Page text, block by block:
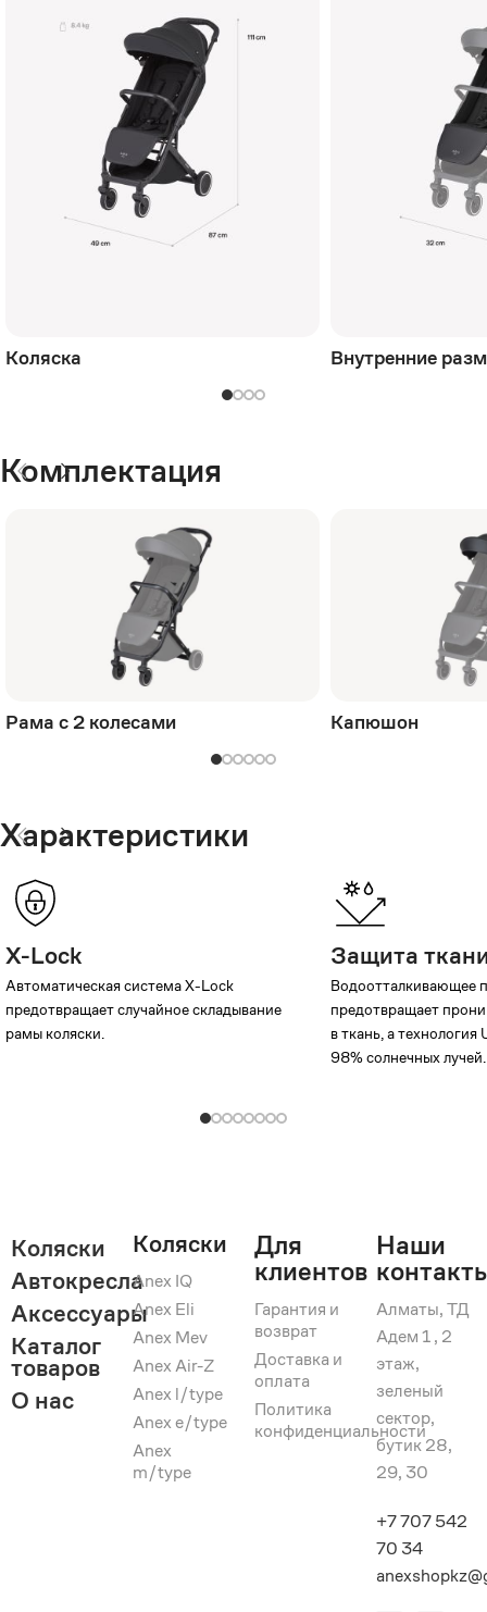
Коляска Внутренние
Комплектация
Рама с 2 колесами Капюшон
Характеристики
X-Lock
Автоматическая система X-Lock
предотвращает случайное складывание
рамы коляски.
Защита
Водоотталкивающее
предотвращает
в ткань, а
98% солнечных лучей.
Коляски
Автокресла
Аксессуары
Каталог
товаров
О нас
Коляски
Anex IQ
Anex Eli
Anex Mev
Anex Air-Z
Anex l/type
Anex e/type
Anex
m/type
Для
клиентов
Гарантия и
возврат
Доставка и
оплата
Политика
конфиденциальности
Наши
Алматы, ТД
Адем 1 , 2
этаж,
зеленый
сектор,
бутик 28,
29, 30
+7 707 542
70 34